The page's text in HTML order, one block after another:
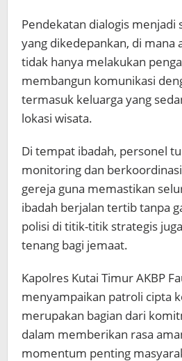
Pendekatan dialogis menjadi
yang dikedepankan, di mana
tidak hanya melakukan
membangun komunikasi
termasuk keluarga yang
lokasi wisata.
Di tempat ibadah, personel
monitoring dan
gereja guna memastikan
ibadah berjalan tertib tanpa
polisi di titik-titik strategis
tenang bagi jemaat.
Kapolres Kutai Timur AKBP
menyampaikan patroli cipta
merupakan bagian dari
dalam memberikan rasa
momentum penting